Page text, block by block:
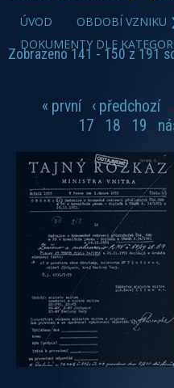
ÚVOD
OBDOBÍ VZNIKU
DOKUMENTY DLE
Zobrazeno 141 - 150 z 191
Stránky
« první ‹ předchozí
17
18 19
zobrazit PDF dokument
zobrazit PDF dokument